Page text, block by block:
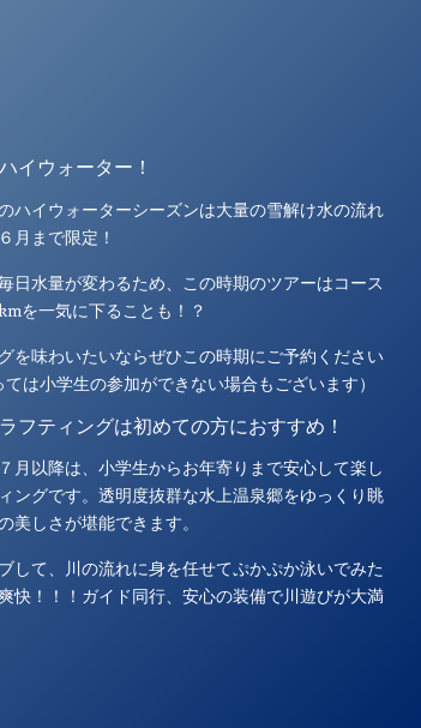
イウォーター！
ハイウォーターシーズンは大量の雪解け水の流れ
月まで限定！
日水量が変わるため、この時期のツアーはコース
を一気に下ることも！？
を味わいたいならぜひこの時期にご予約ください
は小学生の参加ができない場合もございます）
フティングは初めての方におすすめ！
月以降は、小学生からお年寄りまで安心して楽し
ングです。透明度抜群な水上温泉郷をゆっくり眺
美しさが堪能できます。
して、川の流れに身を任せてぷかぷか泳いでみた
快！！！ガイド同行、安心の装備で川遊びが大満